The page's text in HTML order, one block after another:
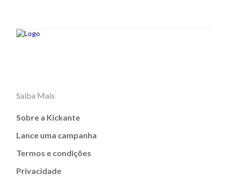
Saiba Mais
Sobre a Kickante
Lance uma campanha
Termos e condições
Privacidade